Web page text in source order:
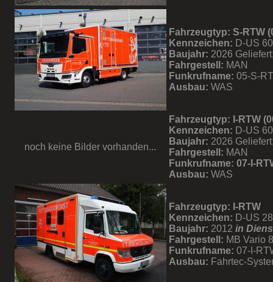
Fahrzeugtyp: S-RTW
Kennzeichen: D-US
Baujahr: 2026
Fahrgestell: MAN
Funkrufname: 05-S-
Ausbau: WAS
noch keine Bilder vorhanden...
Fahrzeugtyp: I-RTW
Kennzeichen: D-US
Baujahr: 2026
Fahrgestell: MAN
Funkrufname: 07-I-
Ausbau: WAS
Fahrzeugtyp: I-RTW
Kennzeichen: D-US
Baujahr: 2012 in
Fahrgestell: MB Vario
Funkrufname: 07-I-
Ausbau: Fahrtec-